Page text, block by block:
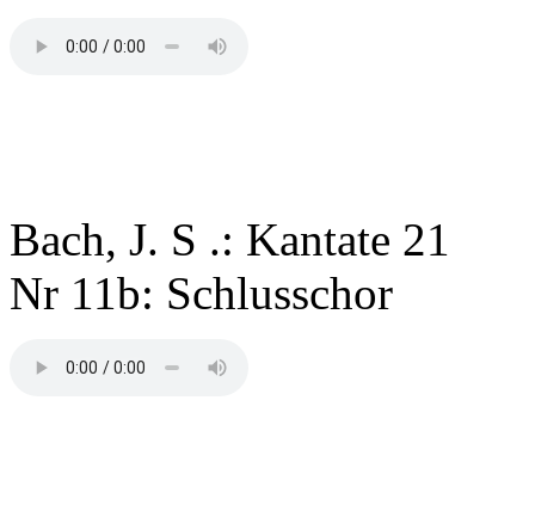
Bach, J. S .: Kantate 21
Nr 11b: Schlusschor